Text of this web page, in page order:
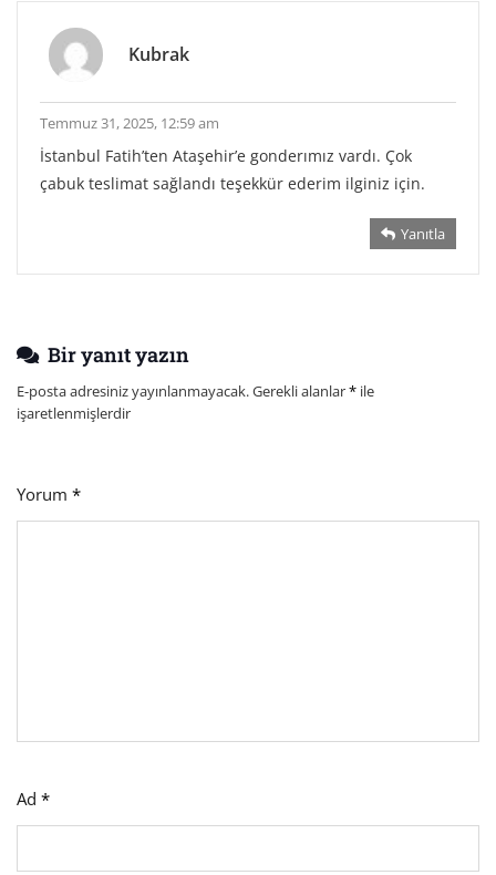
Kubrak
Temmuz 31, 2025, 12:59 am
İstanbul Fatih’ten Ataşehir’e gonderımız vardı. Çok
çabuk teslimat sağlandı teşekkür ederim ilginiz için.
Yanıtla
Bir yanıt yazın
E-posta adresiniz yayınlanmayacak.Gerekli alanlar* ile
işaretlenmişlerdir
Yorum *
Ad *